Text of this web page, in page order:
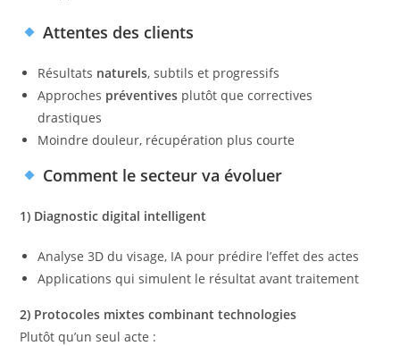
Attentes des clients
Résultats naturels, subtils et progressifs
Approches préventives plutôt que correctives
drastiques
Moindre douleur, récupération plus courte
Comment le secteur va évoluer
1) Diagnostic digital intelligent
Analyse 3D du visage, IA pour prédire l’effet des actes
Applications qui simulent le résultat avant traitement
2) Protocoles mixtes combinant technologies
Plutôt qu’un seul acte :